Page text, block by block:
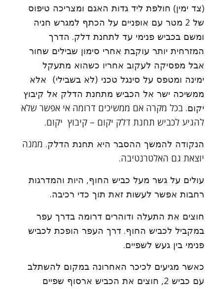
(צד ימין) חולפת ליד גדות האגם ומצריכה טיפוס
של 2 מטר עם אופניים על הכתף למגרש חניה
ומשם בכביש פנימי עד לתחנת דלק. הדרך
המזרחית יותר עוקבת אחרי סימון שבילים שחור
אבל מפסיקה לעקוב אחריו כשהוא מתעקל
ימינה ומטפס על סינגל טכני (לא בשבילי) אלא
ממשיכה ישר אל הכביש מתחנת הדלק אל קיבוץ
יקום. בכל מקרה אם ממשיכים דרומה אי אפשר שלא
להגיע לכביש תחנת דלק יקום – קיבוץ יקום.
הנקודה להמשך ההסבר היא תחנת הדלק. ממנה
יוצאת גם האלטרנטיבה.
עולים על גשר מעל כביש החוף, היות והמדרגות
רחבות אפשר לעשות זאת תוך כדי רכיבה.
חוצים את התעלה ודוהרים דרומה בדרך עפר
במקביל לכביש החוף. דרך העפר הופכת לכביש
פנימי בין געש לשפיים.
כאשר מגיעים לכיכר האחרונה במקום להשתלב
עם כביש 2, חוצים את הכביש ארסוף שפיים